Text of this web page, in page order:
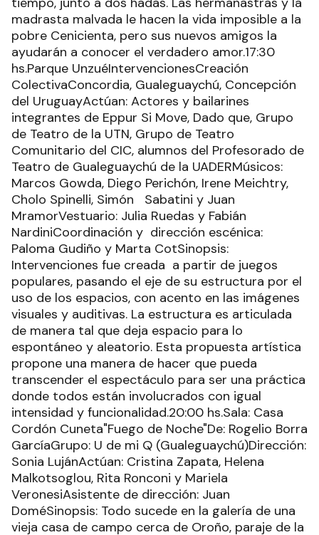
madrasta malvada le hacen la vida imposible a la
pobre Cenicienta, pero sus nuevos amigos la
ayudarán a conocer el verdadero amor.17:30
hs.Parque UnzuéIntervencionesCreación
ColectivaConcordia, Gualeguaychú, Concepción
del UruguayActúan: Actores y bailarines
integrantes de Eppur Si Move, Dado que, Grupo
de Teatro de la UTN, Grupo de Teatro
Comunitario del CIC, alumnos del Profesorado de
Teatro de Gualeguaychú de la UADERMúsicos:
Marcos Gowda, Diego Perichón, Irene Meichtry,
Cholo Spinelli, Simón Sabatini y Juan
MramorVestuario: Julia Ruedas y Fabián
NardiniCoordinación y dirección escénica:
Paloma Gudiño y Marta CotSinopsis:
Intervenciones fue creada a partir de juegos
populares, pasando el eje de su estructura por el
uso de los espacios, con acento en las imágenes
visuales y auditivas. La estructura es articulada
de manera tal que deja espacio para lo
espontáneo y aleatorio. Esta propuesta artística
propone una manera de hacer que pueda
transcender el espectáculo para ser una práctica
donde todos están involucrados con igual
intensidad y funcionalidad.20:00 hs.Sala: Casa
Cordón Cuneta"Fuego de Noche"De: Rogelio Borra
GarcíaGrupo: U de mi Q (Gualeguaychú)Dirección:
Sonia LujánActúan: Cristina Zapata, Helena
Malkotsoglou, Rita Ronconi y Mariela
VeronesiAsistente de dirección: Juan
DoméSinopsis: Todo sucede en la galería de una
vieja casa de campo cerca de Oroño, paraje de la